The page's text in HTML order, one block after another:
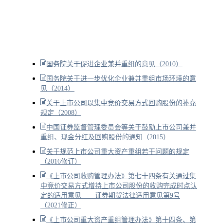
国务院关于促进企业兼并重组的意见（2010）
国务院关于进一步优化企业兼并重组市场环境的意
见（2014）
关于上市公司以集中竞价交易方式回购股份的补充
规定（2008）
中国证券监督管理委员会等关于鼓励上市公司兼并
重组、现金分红及回购股份的通知（2015）
关于规范上市公司重大资产重组若干问题的规定
（2016修订）
《上市公司收购管理办法》第七十四条有关通过集
中竞价交易方式增持上市公司股份的收购完成时点认
定的适用意见——证券期货法律适用意见第9号
（2021修正）
《上市公司重大资产重组管理办法》第十四条、第